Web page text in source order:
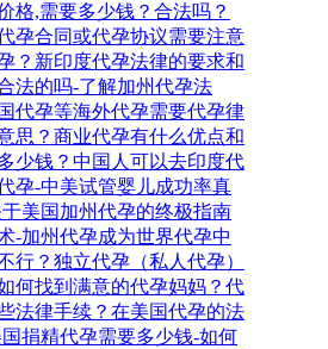
格,需要多少钱？合法吗？
孕合同或代孕协议需要注意
？新印度代孕法律的要求和
法的吗-了解加州代孕法
代孕等海外代孕需要代孕律
思？商业代孕有什么优点和
少钱？中国人可以去印度代
孕-中美试管婴儿成功率真
美国加州代孕的终极指南
-加州代孕成为世界代孕中
行？独立代孕（私人代孕）
何找到满意的代孕妈妈？代
法律手续？在美国代孕的法
捐精代孕需要多少钱-如何